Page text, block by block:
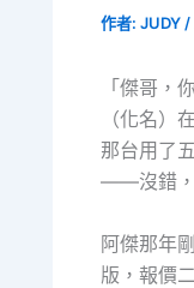
作者: JUDY /
「傑哥，
（化名
那台用了
——沒錯，
阿傑那年
版，報價